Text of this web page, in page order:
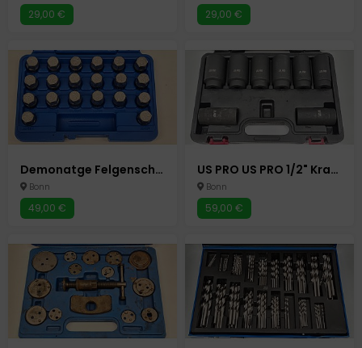
29,00 € 29,00 €
Demonatge Felgenschloss Radbolzen Radsicherung lösen Autowerkzeug Auto Werkzeuge
Bonn
49,00 €
US PRO US PRO 1/2" Kraft-Schlagschrauber-Nüsse Schlagnuss-Satz 8 Stück Autowerkzeug Auto Werkzeuge
Bonn
59,00 €